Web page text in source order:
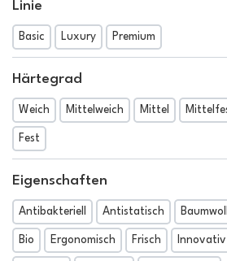
Linie
Basic Luxury Premium
Härtegrad
Weich Mittelweich Mittel
Fest
Eigenschaften
Antibakteriell Antistatisch
Bio Ergonomisch Frisch Innovativ